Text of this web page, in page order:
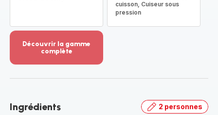
cuisson, Cuiseur sous
pression
Découvrir la gamme
complète
-
gamme
Ingrédients 2 personnes